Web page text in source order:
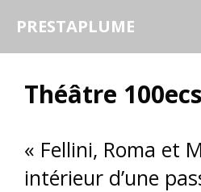
PRESTAPLUME
Théâtre 100ecs
« Fellini, Roma et
intérieur d’une